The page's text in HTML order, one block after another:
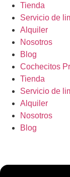
Tienda
Servicio de
Alquiler
Nosotros
Blog
Cochecitos
Tienda
Servicio de
Alquiler
Nosotros
Blog